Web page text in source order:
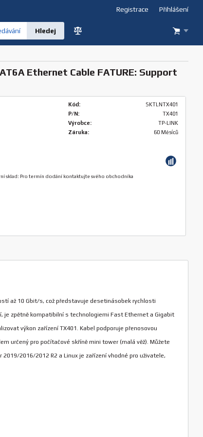
Přihlášení
Registrace
Ethernet Cable FATURE: Support
Kód:
SKTLNTX401
P/N:
TX401
Výrobce:
TP-LINK
Záruka:
60 Měsíců
sklad: Pro termín dodání kontaktujte svého obchodníka
až 10 Gbit/s, což představuje desetinásobek rychlosti
je zpětně kompatibilní s technologiemi Fast Ethernet a Gigabit
výkon zařízení TX401. Kabel podporuje přenosovou
určený pro počítačové skříně mini tower (malá věž). Můžete
2016/2012 R2 a Linux je zařízení vhodné pro uživatele,